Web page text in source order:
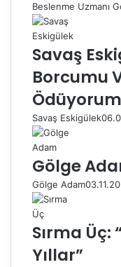
Beslenme Uzmanı
Savaş
Borcumu
Savaş Eskigülek
Gölge
Gölge Adam
Sırma Üç:
Yıllar”